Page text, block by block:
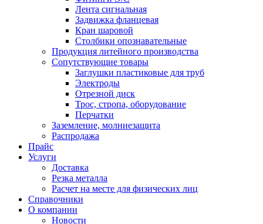
Лента сигнальная
Задвижка фланцевая
Кран шаровой
Столбики опознавательные
Продукция литейного производства
Сопутствующие товары
Заглушки пластиковые для труб
Электроды
Отрезной диск
Трос, стропа, оборудование
Перчатки
Заземление, молниезащита
Распродажа
Прайс
Услуги
Доставка
Резка металла
Расчет на месте для физических лиц
Справочники
О компании
Новости